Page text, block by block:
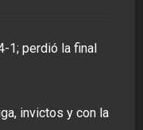
1; perdió la final
invictos y con la